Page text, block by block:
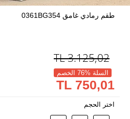
طقم رمادي غامق 0361BG354
3.125,02
TL
السلة %76 الخصم
750,01 TL
اختر الحجم